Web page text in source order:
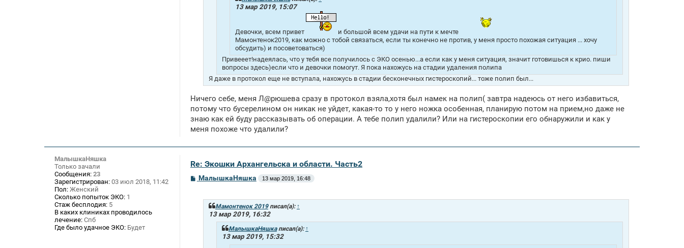
13 мар 2019, 15:07
Девочки, всем привет
и большой всем удачи на пути к мечте
Мамонтенок2019, как можно с тобой связаться, если ты конечно не против, у меня просто похожая ситуация ... хочу
обсудить) и посоветоваться)
Привееет!надеялась, что у тебя все получилось с ЭКО осенью...а если как у меня ситуация, значит готовишься к крио. пиши
вопросы здесь)если что и девочки помогут. Я пока нахожусь на стадии удаления полипа
Я даже в протокол еще не вступала, нахожусь в стадии бесконечных гистероскопий... тоже полип был...
Ничего себе, меня Л@рюшева сразу в протокол взяла,хотя был намек на полип( завтра надеюсь от него избавиться,
потому что бусерелином он никак не уйдет, какая-то то у него ножка особенная, планирую потом на прием,но даже не
знаю как ей буду рассказывать об операции. А тебе полип удалили? Или на гистероскопии его обнаружили и как у
меня похоже что удалили?
МалышкаНяшка
Только зачали
Сообщения: 23
Зарегистрирован: 03 июл 2018, 11:42
Пол: Женский
Сколько попыток ЭКО: 1
Стаж бесплодия: 5
В каких клиниках проводилось
лечение: Спб
Где было удачное ЭКО: Будет
Re: Экошки Архангельска и области. Часть2
СМалышкаНяшка 13 мар 2019, 16:48
Мамонтенок 2019писал(а): ↑
13 мар 2019, 16:32
МалышкаНяшкаписал(а): ↑
13 мар 2019, 15:32